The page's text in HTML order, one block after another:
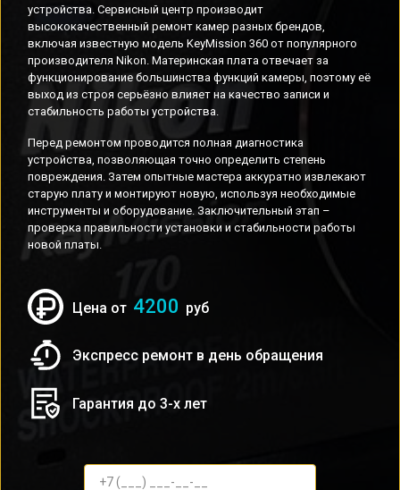
устройства. Сервисный центр производит
высококачественный ремонт камер разных брендов,
включая известную модель KeyMission 360 от популярного
производителя Nikon. Материнская плата отвечает за
функционирование большинства функций камеры, поэтому её
выход из строя серьёзно влияет на качество записи и
стабильность работы устройства.
Перед ремонтом проводится полная диагностика
устройства, позволяющая точно определить степень
повреждения. Затем опытные мастера аккуратно извлекают
старую плату и монтируют новую, используя необходимые
инструменты и оборудование. Заключительный этап –
проверка правильности установки и стабильности работы
новой платы.
Цена от 4200 руб
Экспресс ремонт в день обращения
Гарантия до 3-х лет